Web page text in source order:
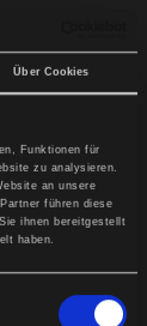
Über Cookies
Funktionen für
zu analysieren.
an unsere
führen diese
ihnen bereitgestellt
haben.